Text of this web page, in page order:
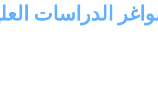
الدراسات